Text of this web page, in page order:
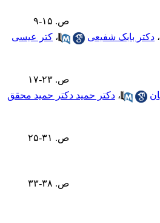
ص. ۱۵-۹
، دکتر بابک شفیعی ، کتر عیسی
ص. ۲۳-۱۷
، دکتر حمید دکتر حمید محقق
ص. ۳۱-۲۵
ص. ۳۸-۳۳